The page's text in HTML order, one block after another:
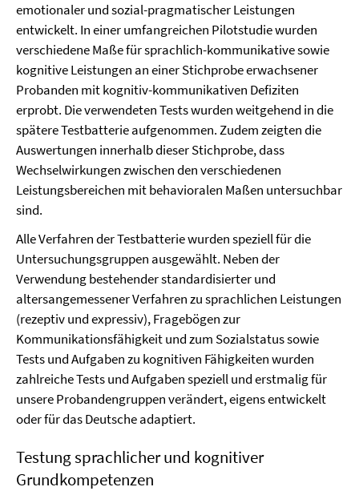
emotionaler und sozial-pragmatischer Leistungen
entwickelt. In einer umfangreichen Pilotstudie wurden
verschiedene Maße für sprachlich-kommunikative sowie
kognitive Leistungen an einer Stichprobe erwachsener
Probanden mit kognitiv-kommunikativen Defiziten
erprobt. Die verwendeten Tests wurden weitgehend in die
spätere Testbatterie aufgenommen. Zudem zeigten die
Auswertungen innerhalb dieser Stichprobe, dass
Wechselwirkungen zwischen den verschiedenen
Leistungsbereichen mit behavioralen Maßen untersuchbar
sind.
Alle Verfahren der Testbatterie wurden speziell für die
Untersuchungsgruppen ausgewählt. Neben der
Verwendung bestehender standardisierter und
altersangemessener Verfahren zu sprachlichen Leistungen
(rezeptiv und expressiv), Fragebögen zur
Kommunikationsfähigkeit und zum Sozialstatus sowie
Tests und Aufgaben zu kognitiven Fähigkeiten wurden
zahlreiche Tests und Aufgaben speziell und erstmalig für
unsere Probandengruppen verändert, eigens entwickelt
oder für das Deutsche adaptiert.
Testung sprachlicher und kognitiver
Grundkompetenzen